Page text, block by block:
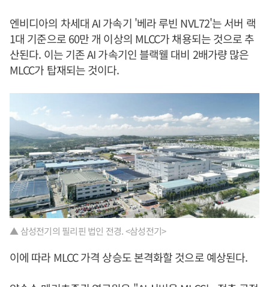
엔비디아의 차세대 AI 가속기 '베라 루빈 NVL72'는 서버 랙
1대 기준으로 60만 개 이상의 MLCC가 채용되는 것으로 추
산된다. 이는 기존 AI 가속기인 블랙웰 대비 2배가량 많은
MLCC가 탑재되는 것이다.
▲ 삼성전기의 필리핀 법인 전경. <삼성전기>
이에 따라 MLCC 가격 상승도 본격화할 것으로 예상된다.